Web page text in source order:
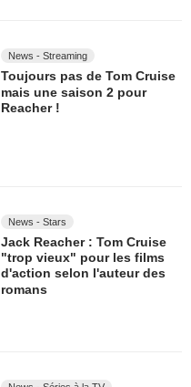
News - Streaming
Toujours pas de Tom Cruise
mais une saison 2 pour
Reacher !
News - Stars
Jack Reacher : Tom Cruise
"trop vieux" pour les films
d'action selon l'auteur des
romans